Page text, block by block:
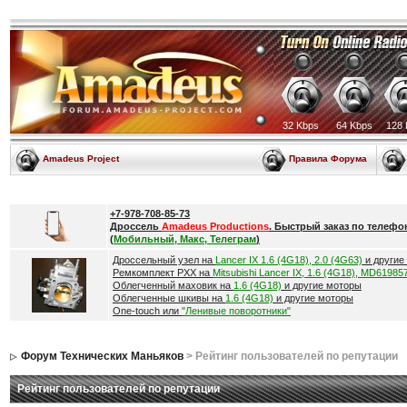
32 Kbps 64 Kbps 128
Amadeus Project Правила Форума
+7-978-708-85-73
Дроссель Amadeus Productions. Быстрый заказ по
(Мобильный, Макс, Телеграм)
Дроссельный узел на Lancer IX 1.6 (4G18), 2.0 (4G63) и
Ремкомплект РХХ на Mitsubishi Lancer IX, 1.6 (4G18),
Облегченный маховик на 1.6 (4G18) и другие моторы
Облегченные шкивы на 1.6 (4G18) и другие моторы
One-touch или "Ленивые поворотники"
Форум Технических Маньяков> Рейтинг пользователей по репутации
Рейтинг пользователей по репутации